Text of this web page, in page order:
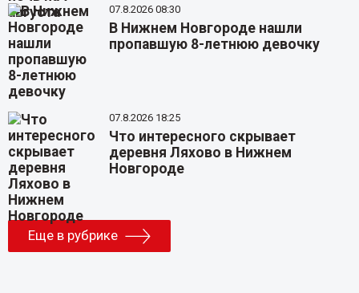
07.8.2026 08:30
В Нижнем Новгороде нашли
пропавшую 8-летнюю девочку
07.8.2026 18:25
Что интересного скрывает
деревня Ляхово в Нижнем
Новгороде
Еще в рубрике